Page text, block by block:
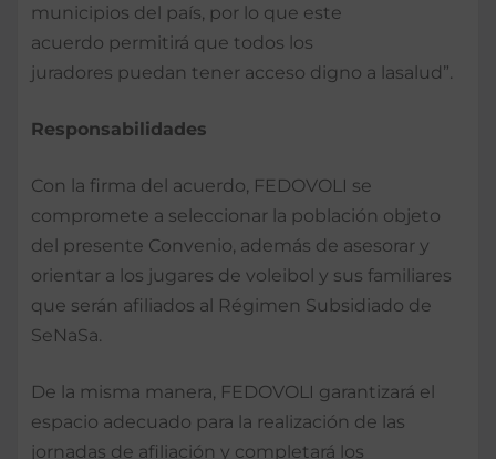
municipios del país, por lo que este
acuerdo permitirá que todos los
juradores puedan tener acceso digno a lasalud”.
Responsabilidades
Con la firma del acuerdo, FEDOVOLI se
compromete a seleccionar la población objeto
del presente Convenio, además de asesorar y
orientar a los jugares de voleibol y sus familiares
que serán afiliados al Régimen Subsidiado de
SeNaSa.
De la misma manera, FEDOVOLI garantizará el
espacio adecuado para la realización de las
jornadas de afiliación y completará los